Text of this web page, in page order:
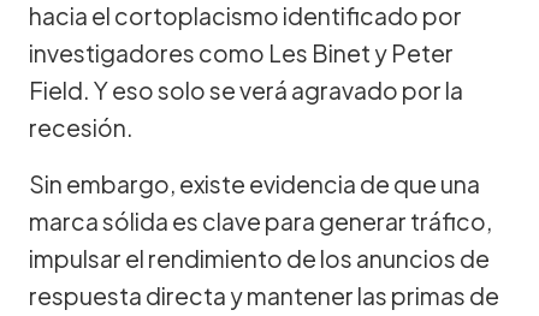
hacia el cortoplacismo identificado por
investigadores como Les Binet y Peter
Field. Y eso solo se verá agravado por la
recesión.
Sin embargo, existe evidencia de que una
marca sólida es clave para generar tráfico,
impulsar el rendimiento de los anuncios de
respuesta directa y mantener las primas de